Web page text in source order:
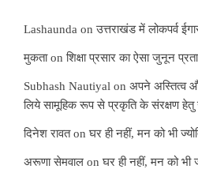
Lashaunda onउत्तराखंड में लोकपर्व
मुकताonशिक्षा प्रसार का ऐसा जुनून
Subhash Nautiyal on अपने अस्तित्व
लिये सामूहिक रूप से प्रकृति के संरक्षण हेतु
दिनेश रावतonघर ही नहीं, मन को भी
अरूणा सेमवाल onघर ही नहीं, मन को भी